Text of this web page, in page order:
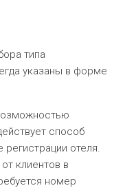
типа
указаны в форме
способ
отеля.
клиентов в
номер